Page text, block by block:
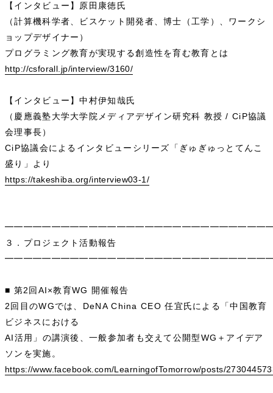
【インタビュー】原田康徳氏
（計算機科学者、ビスケット開発者、博士（工学）、ワークシ
ョップデザイナー）
プログラミング教育が実現する創造性を育む教育とは
http://csforall.jp/interview/3160/
【インタビュー】中村伊知哉氏
（慶應義塾大学大学院メディアデザイン研究科 教授 / CiP協議
会理事長）
CiP協議会によるインタビューシリーズ「ぎゅぎゅっとてんこ
盛り」より
https://takeshiba.org/interview03-1/
３．プロジェクト活動報告
■ 第2回AI×教育WG 開催報告
2回目のWGでは、DeNA China CEO 任宜氏による「中国教育
ビジネスにおける
AI活用」の講演後、一般参加者も交えて公開型WG＋アイデア
ソンを実施。
https://www.facebook.com/LearningofTomorrow/posts/